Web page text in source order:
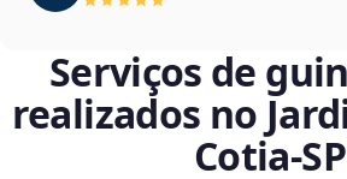
Serviços de
realizados no
Cotia‑SP